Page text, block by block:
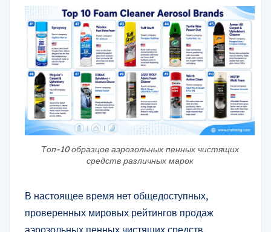
Топ-10 образцов аэрозольных пенных чистящих
средств различных марок
В настоящее время нет общедоступных,
проверенных мировых рейтингов продаж
аэрозольных пенных чистящих средств.